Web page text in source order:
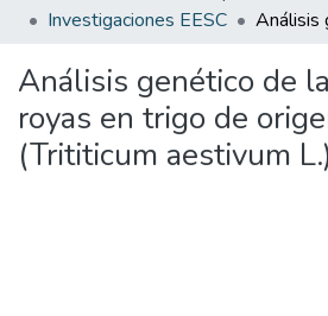
Investigaciones EESC
Análisis genético de
royas en trigo de
(Trititicum aestivum